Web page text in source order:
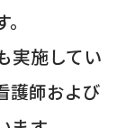
実施してい
護師および